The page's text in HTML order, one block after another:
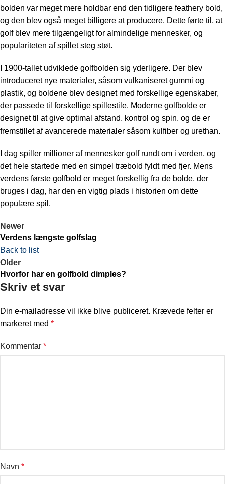
bolden var meget mere holdbar end den tidligere feathery bold,
og den blev også meget billigere at producere. Dette førte til, at
golf blev mere tilgængeligt for almindelige mennesker, og
populariteten af ​​spillet steg støt.
I 1900-tallet udviklede golfbolden sig yderligere. Der blev
introduceret nye materialer, såsom vulkaniseret gummi og
plastik, og boldene blev designet med forskellige egenskaber,
der passede til forskellige spillestile. Moderne golfbolde er
designet til at give optimal afstand, kontrol og spin, og de er
fremstillet af avancerede materialer såsom kulfiber og urethan.
I dag spiller millioner af mennesker golf rundt om i verden, og
det hele startede med en simpel træbold fyldt med fjer. Mens
verdens første golfbold er meget forskellig fra de bolde, der
bruges i dag, har den en vigtig plads i historien om dette
populære spil.
Newer
Verdens længste golfslag
Back to list
Older
Hvorfor har en golfbold dimples?
Skriv et svar
Din e-mailadresse vil ikke blive publiceret. Krævede felter er
markeret med *
Kommentar *
Navn *